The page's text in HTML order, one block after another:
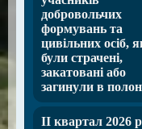
добровольчих
формувань та
цивільних осіб,
були страчені,
закатовані або
загинули в
ІІ квартал 2026